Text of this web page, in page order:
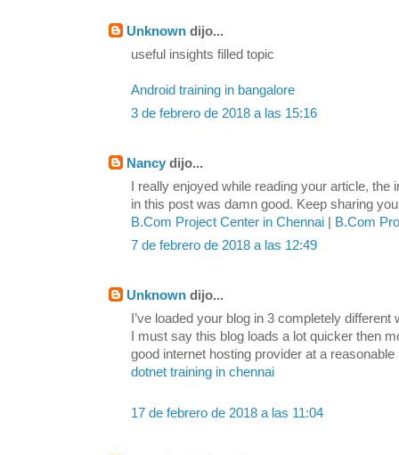
Unknown dijo...
useful insights filled topic
Android training in bangalore
3 de febrero de 2018 a las 15:16
Nancy dijo...
I really enjoyed while reading your article,
in this post was damn good. Keep sharing
B.Com Project Center in Chennai
B.Com
7 de febrero de 2018 a las 12:49
Unknown dijo...
I’ve loaded your blog in 3 completely
I must say this blog loads a lot quicker then
good internet hosting provider at a reasonable
dotnet training in chennai
17 de febrero de 2018 a las 11:04